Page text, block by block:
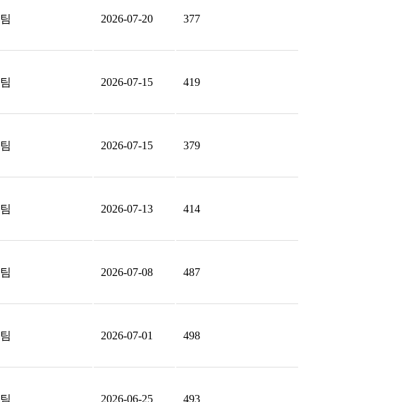
2026-07-20 377
2026-07-15 419
2026-07-15 379
2026-07-13 414
2026-07-08 487
2026-07-01 498
2026-06-25 493